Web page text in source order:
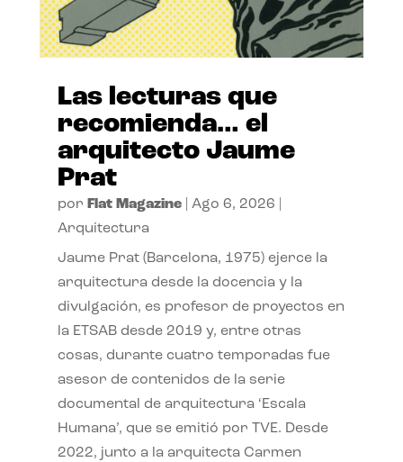
Las lecturas que
recomienda… el
arquitecto Jaume
Prat
por Flat Magazine| Ago 6, 2026
Arquitectura
Jaume Prat (Barcelona, 1975) ejerce la
arquitectura desde la docencia y la
divulgación, es profesor de proyectos en
la ETSAB desde 2019 y, entre otras
cosas, durante cuatro temporadas fue
asesor de contenidos de la serie
documental de arquitectura ‘Escala
Humana’, que se emitió por TVE. Desde
2022, junto a la arquitecta Carmen